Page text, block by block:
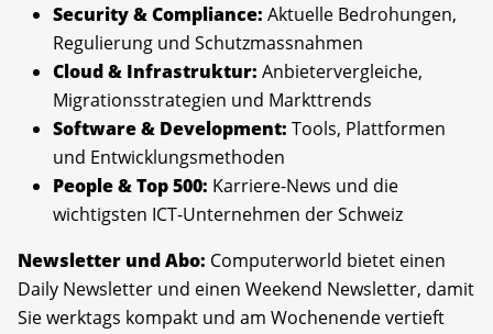
Security & Compliance: Aktuelle Bedrohungen,
Regulierung und Schutzmassnahmen
Cloud & Infrastruktur: Anbietervergleiche,
Migrationsstrategien und Markttrends
Software & Development: Tools, Plattformen
und Entwicklungsmethoden
People & Top 500: Karriere-News und die
wichtigsten ICT-Unternehmen der Schweiz
Newsletter und Abo: Computerworld bietet einen
Daily Newsletter und einen Weekend Newsletter, damit
Sie werktags kompakt und am Wochenende vertieft